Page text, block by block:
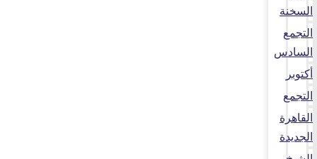
السخنة
التجمع
السادس
أكتوبر
التجمع
القاهرة
الجديدة